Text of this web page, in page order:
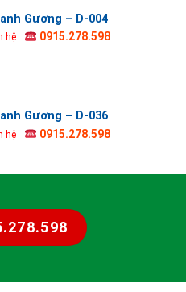
Gương – D-004
hệ 0915.278.598
Gương – D-036
hệ 0915.278.598